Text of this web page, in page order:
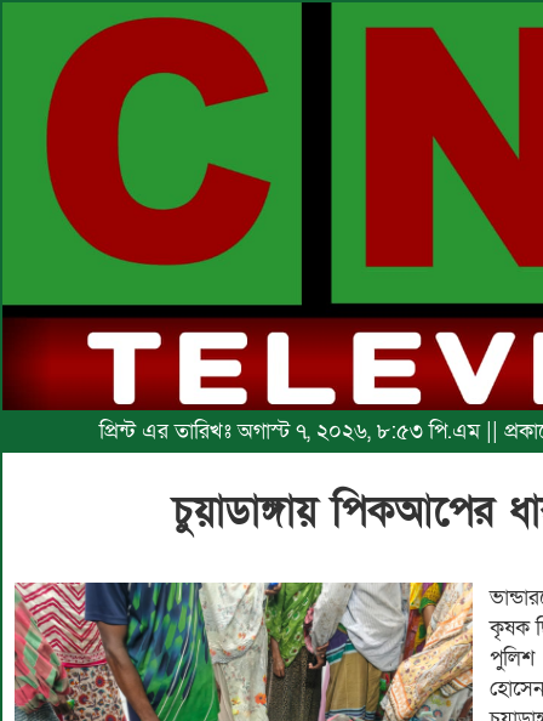
প্রিন্ট এর তারিখঃ অগাস্ট ৭, ২০২৬, ৮:৫৩ পি.এম ||
চুয়াডাঙ্গায় পিকআপের
কৃষক
পুলিশ